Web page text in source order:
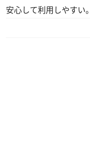
安心して利用しやすい。